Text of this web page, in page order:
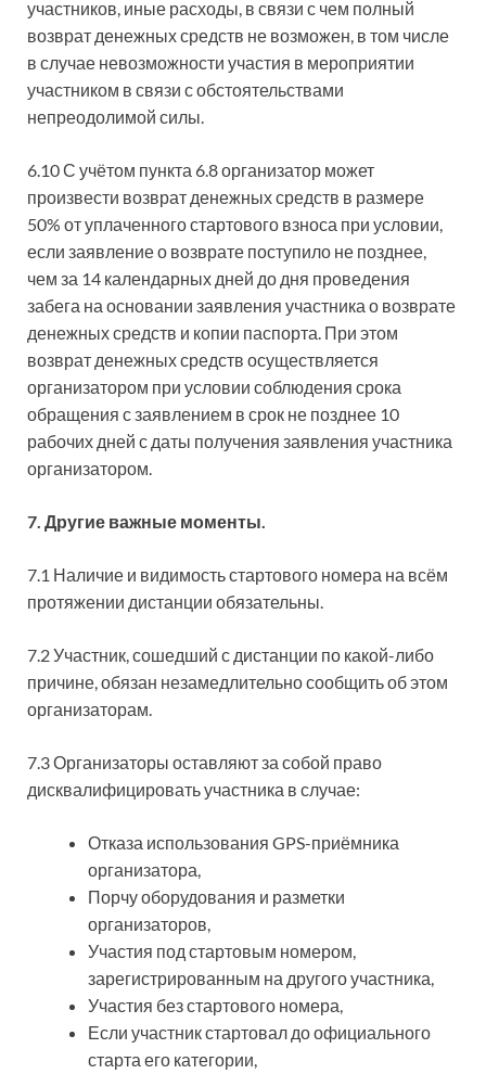
участников, иные расходы, в связи с чем полный
возврат денежных средств не возможен, в том числе
в случае невозможности участия в мероприятии
участником в связи с обстоятельствами
непреодолимой силы.
6.10 С учётом пункта 6.8 организатор может
произвести возврат денежных средств в размере
50% от уплаченного стартового взноса при условии,
если заявление о возврате поступило не позднее,
чем за 14 календарных дней до дня проведения
забега на основании заявления участника о возврате
денежных средств и копии паспорта. При этом
возврат денежных средств осуществляется
организатором при условии соблюдения срока
обращения с заявлением в срок не позднее 10
рабочих дней с даты получения заявления участника
организатором.
7. Другие важные моменты.
7.1 Наличие и видимость стартового номера на всём
протяжении дистанции обязательны.
7.2 Участник, сошедший с дистанции по какой-либо
причине, обязан незамедлительно сообщить об этом
организаторам.
7.3 Организаторы оставляют за собой право
дисквалифицировать участника в случае:
Отказа использования GPS-приёмника
организатора,
Порчу оборудования и разметки
организаторов,
Участия под стартовым номером,
зарегистрированным на другого участника,
Участия без стартового номера,
Если участник стартовал до официального
старта его категории,